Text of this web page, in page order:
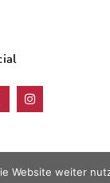
Website weiter